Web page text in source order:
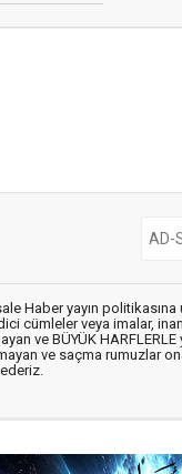
Haber yayın politikasına
cümleler veya imalar,
ve BÜYÜK HARFLERLE
ve saçma rumuzlar